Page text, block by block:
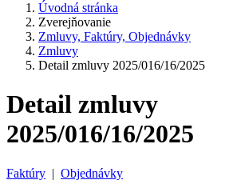
Úvodná stránka
Zverejňovanie
Zmluvy, Faktúry, Objednávky
Zmluvy
Detail zmluvy 2025/016/16/2025
Detail zmluvy
2025/016/16/2025
Faktúry | Objednávky